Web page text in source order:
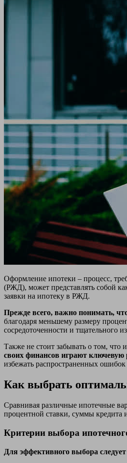
Оформление ипотеки – процесс,
(РЖД), может представлять собой
заявки на ипотеку в РЖД.
Прежде всего, важно понимать,
благодаря меньшему размеру
сосредоточенности и тщательного
Также не стоит забывать о том, что
своих финансов играют
избежать распространенных
Как выбрать
Сравнивая различные ипотечные
процентной ставки, суммы кредита
Критерии выбора
Для эффективного выбора